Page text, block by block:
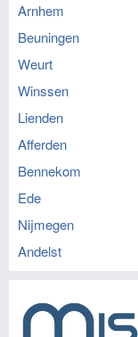
Arnhem
Beuningen
Weurt
Winssen
Lienden
Afferden
Bennekom
Ede
Nijmegen
Andelst